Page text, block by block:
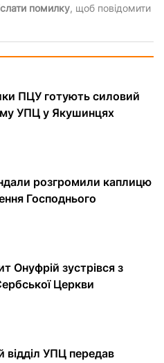
помилку, щоб повідомити
ПЦУ готують силовий
УПЦ у Якушинцях
розгромили каплицю
Господнього
Онуфрій зустрівся з
Церкви
відділ УПЦ передав